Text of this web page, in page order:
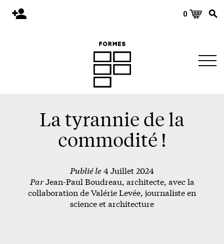
0
Matériaux
Environnement
Événements et conférences
La tyrannie de la
commodité !
Publié le4 Juillet 2024
ParJean-Paul Boudreau, architecte, avec la
collaboration de Valérie Levée, journaliste en
science et architecture